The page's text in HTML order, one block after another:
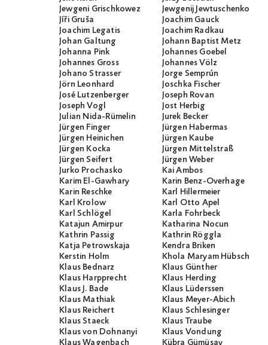
Jewgeni Grischkowez
Jewgenij Jewtuschenko
Jíři Gruša
Joachim Gauck
Joachim Legatis
Joachim Radkau
Johan Galtung
Johann Baptist Metz
Johanna Pink
Johannes Goebel
Johannes Gross
Johannes Völz
Johano Strasser
Jorge Semprún
Jörn Leonhard
Joschka Fischer
José Lutzenberger
Joseph Rovan
Joseph Vogl
Jost Herbig
Julian Nida-Rümelin
Jurek Becker
Jürgen Finger
Jürgen Habermas
Jürgen Heinichen
Jürgen Kaube
Jürgen Kocka
Jürgen Mittelstraß
Jürgen Seifert
Jürgen Weber
Jurko Prochasko
Kai Ambos
Karim El-Gawhary
Karin Benz-Overhage
Karin Reschke
Karl Hillermeier
Karl Krolow
Karl Otto Apel
Karl Schlögel
Karla Fohrbeck
Katajun Amirpur
Katharina Nocun
Kathrin Passig
Kathrin Röggla
Katja Petrowskaja
Kendra Briken
Kerstin Holm
Khola Maryam Hübsch
Klaus Bednarz
Klaus Günther
Klaus Harpprecht
Klaus Herding
Klaus J. Bade
Klaus Lüderssen
Klaus Mathiak
Klaus Meyer-Abich
Klaus Reichert
Klaus Schlesinger
Klaus Staeck
Klaus Traube
Klaus von Dohnanyi
Klaus Vondung
Klaus Wagenbach
Kübra Gümüşay